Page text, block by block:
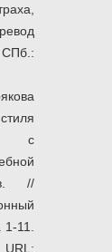
СПб.:
с
//
11.